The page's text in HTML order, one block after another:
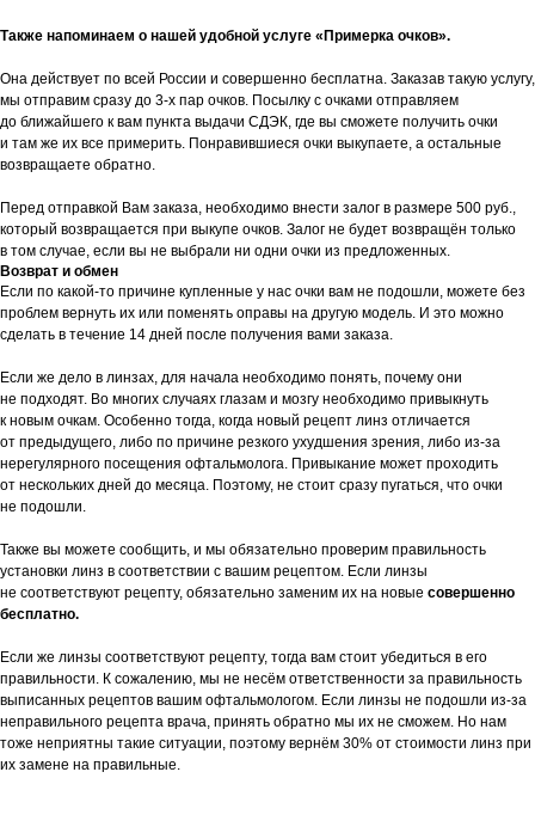
Также напоминаем о нашей удобной услуге «Примерка очков».
Она действует по всей России и совершенно бесплатна. Заказав такую услугу,
мы отправим сразу до 3-х пар очков. Посылку с очками отправляем
до ближайшего к вам пункта выдачи СДЭК, где вы сможете получить очки
и там же их все примерить. Понравившиеся очки выкупаете, а остальные
возвращаете обратно.
Перед отправкой Вам заказа, необходимо внести залог в размере 500 руб.,
который возвращается при выкупе очков. Залог не будет возвращён только
в том случае, если вы не выбрали ни одни очки из предложенных.
Возврат и обмен
Если по какой-то причине купленные у нас очки вам не подошли, можете без
проблем вернуть их или поменять оправы на другую модель. И это можно
сделать в течение 14 дней после получения вами заказа.
Если же дело в линзах, для начала необходимо понять, почему они
не подходят. Во многих случаях глазам и мозгу необходимо привыкнуть
к новым очкам. Особенно тогда, когда новый рецепт линз отличается
от предыдущего, либо по причине резкого ухудшения зрения, либо из-за
нерегулярного посещения офтальмолога. Привыкание может проходить
от нескольких дней до месяца. Поэтому, не стоит сразу пугаться, что очки
не подошли.
Также вы можете сообщить, и мы обязательно проверим правильность
установки линз в соответствии с вашим рецептом. Если линзы
не соответствуют рецепту, обязательно заменим их на новые совершенно
бесплатно.
Если же линзы соответствуют рецепту, тогда вам стоит убедиться в его
правильности. К сожалению, мы не несём ответственности за правильность
выписанных рецептов вашим офтальмологом. Если линзы не подошли из-за
неправильного рецепта врача, принять обратно мы их не сможем. Но нам
тоже неприятны такие ситуации, поэтому вернём 30% от стоимости линз при
их замене на правильные.